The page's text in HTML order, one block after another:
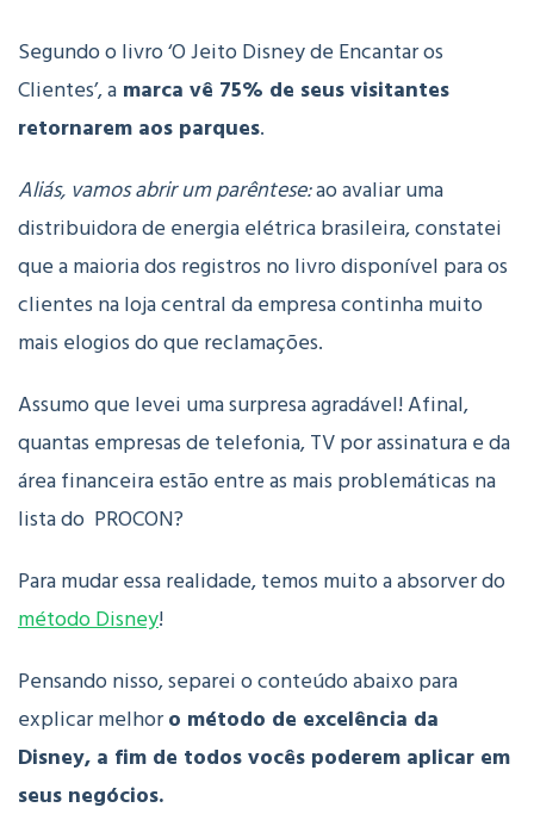
Segundo o livro ‘O Jeito Disney de Encantar os
Clientes’, a marca vê 75% de seus visitantes
retornarem aos parques.
Aliás, vamos abrir um parêntese:ao avaliar uma
distribuidora de energia elétrica brasileira, constatei
que a maioria dos registros no livro disponível para os
clientes na loja central da empresa continha muito
mais elogios do que reclamações.
Assumo que levei uma surpresa agradável! Afinal,
quantas empresas de telefonia, TV por assinatura e da
área financeira estão entre as mais problemáticas na
lista do PROCON?
Para mudar essa realidade, temos muito a absorver do
método Disney!
Pensando nisso, separei o conteúdo abaixo para
explicar melhoro método de excelência da
Disney, a fim de todos vocês poderem aplicar em
seus negócios.